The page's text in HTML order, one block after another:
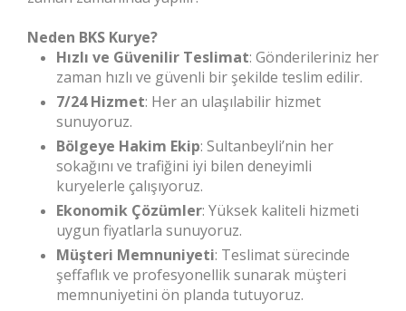
Neden BKS Kurye?
Hızlı ve Güvenilir Teslimat: Gönderileriniz her
zaman hızlı ve güvenli bir şekilde teslim edilir.
7/24 Hizmet: Her an ulaşılabilir hizmet
sunuyoruz.
Bölgeye Hakim Ekip: Sultanbeyli’nin her
sokağını ve trafiğini iyi bilen deneyimli
kuryelerle çalışıyoruz.
Ekonomik Çözümler: Yüksek kaliteli hizmeti
uygun fiyatlarla sunuyoruz.
Müşteri Memnuniyeti: Teslimat sürecinde
şeffaflık ve profesyonellik sunarak müşteri
memnuniyetini ön planda tutuyoruz.